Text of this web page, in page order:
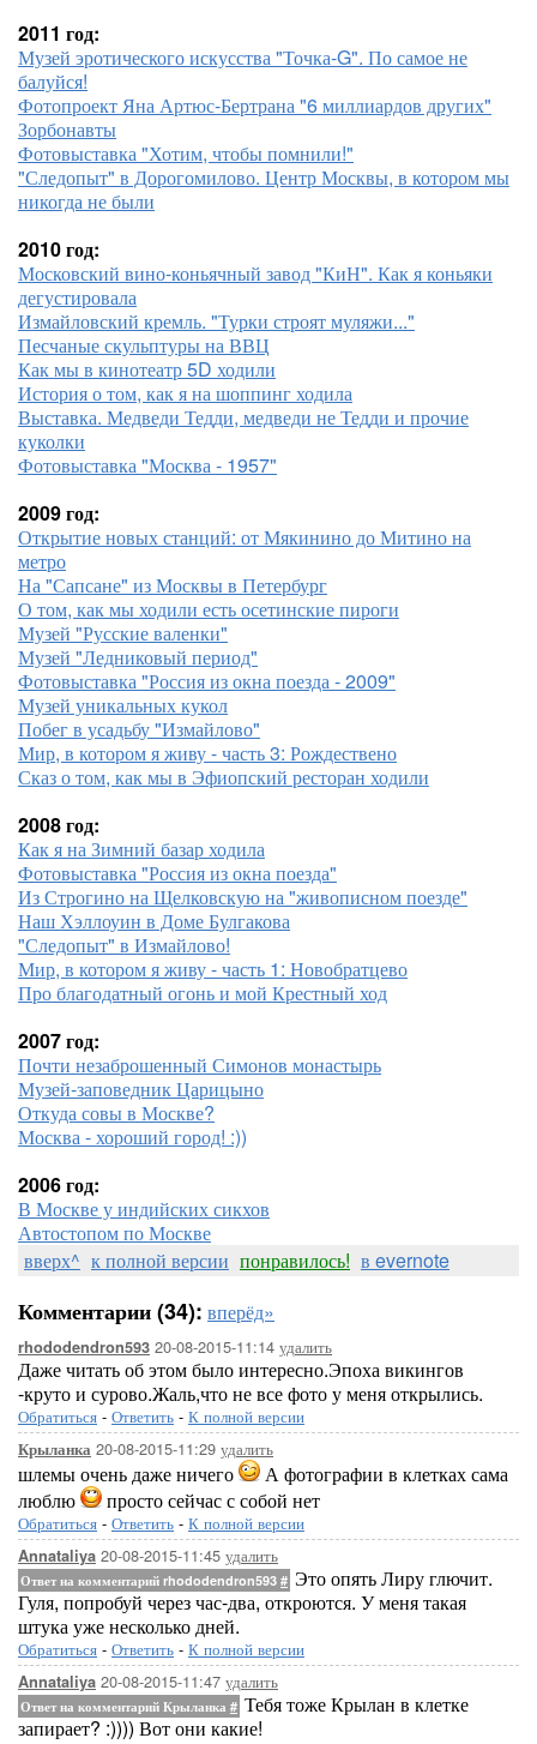
2011 год:
Музей эротического искусства "Точка-G". По самое не
балуйся!
Фотопроект Яна Артюс-Бертрана "6 миллиардов других"
Зорбонавты
Фотовыставка "Хотим, чтобы помнили!"
"Следопыт" в Дорогомилово. Центр Москвы, в котором мы
никогда не были
2010 год:
Московский вино-коньячный завод "КиН". Как я коньяки
дегустировала
Измайловский кремль. "Турки строят муляжи..."
Песчаные скульптуры на ВВЦ
Как мы в кинотеатр 5D ходили
История о том, как я на шоппинг ходила
Выставка. Медведи Тедди, медведи не Тедди и прочие
куколки
Фотовыставка "Москва - 1957"
2009 год:
Открытие новых станций: от Мякинино до Митино на
метро
На "Сапсане" из Москвы в Петербург
О том, как мы ходили есть осетинские пироги
Музей "Русские валенки"
Музей "Ледниковый период"
Фотовыставка "Россия из окна поезда - 2009"
Музей уникальных кукол
Побег в усадьбу "Измайлово"
Мир, в котором я живу - часть 3: Рождествено
Сказ о том, как мы в Эфиопский ресторан ходили
2008 год:
Как я на Зимний базар ходила
Фотовыставка "Россия из окна поезда"
Из Строгино на Щелковскую на "живописном поезде"
Наш Хэллоуин в Доме Булгакова
"Следопыт" в Измайлово!
Мир, в котором я живу - часть 1: Новобратцево
Про благодатный огонь и мой Крестный ход
2007 год:
Почти незаброшенный Симонов монастырь
Музей-заповедник Царицыно
Откуда совы в Москве?
Москва - хороший город! :))
2006 год:
В Москве у индийских сикхов
Автостопом по Москве
вверх^ к полной версии понравилось! в evernote
Комментарии (34): вперёд»
rhododendron593 20-08-2015-11:14 удалить
Даже читать об этом было интересно.Эпоха викингов
-круто и сурово.Жаль,что не все фото у меня открылись.
Обратиться - Ответить - К полной версии
Крыланка 20-08-2015-11:29 удалить
шлемы очень даже ничего
А фотографии в клетках сама
люблю
просто сейчас с собой нет
Обратиться - Ответить - К полной версии
Annataliya 20-08-2015-11:45 удалить
Ответ на комментарий rhododendron593 # Это опять Лиру глючит.
Гуля, попробуй через час-два, откроются. У меня такая
штука уже несколько дней.
Обратиться - Ответить - К полной версии
Annataliya 20-08-2015-11:47 удалить
Ответ на комментарий Крыланка # Тебя тоже Крылан в клетке
запирает? :)))) Вот они какие!